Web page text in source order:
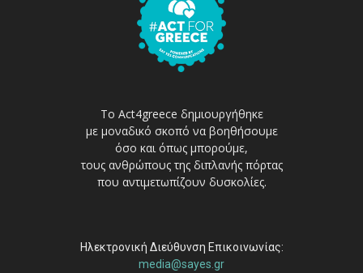
Το Act4greece δημιουργήθηκε
με μοναδικό σκοπό να βοηθήσουμε
όσο και όπως μπορούμε,
τους ανθρώπους της διπλανής πόρτας
που αντιμετωπίζουν δυσκολίες.
Ηλεκτρονική Διεύθυνση Επικοινωνίας:
media@sayes.gr